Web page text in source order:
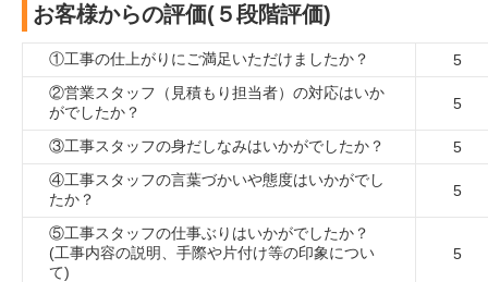
お客様からの評価(５段階評価)
①工事の仕上がりにご満足いただけましたか？
5
②営業スタッフ（見積もり担当者）の対応はいか
がでしたか？
5
③工事スタッフの身だしなみはいかがでしたか？
5
④工事スタッフの言葉づかいや態度はいかがでし
たか？
5
⑤工事スタッフの仕事ぶりはいかがでしたか？
(工事内容の説明、手際や片付け等の印象につい
て)
5